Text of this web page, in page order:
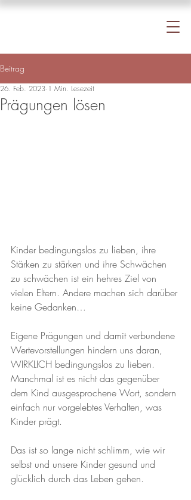
Beitrag
Prägungen lösen
26. Feb. 2023 1 Min. Lesezeit
Kinder bedingungslos zu lieben, ihre
Stärken zu stärken und ihre Schwächen
zu schwächen ist ein hehres Ziel von
vielen Eltern. Andere machen sich darüber
keine Gedanken…
Eigene Prägungen und damit verbundene
Wertevorstellungen hindern uns daran,
WIRKLICH bedingungslos zu lieben.
Manchmal ist es nicht das gegenüber
dem Kind ausgesprochene Wort, sondern
einfach nur vorgelebtes Verhalten, was
Kinder prägt.
Das ist so lange nicht schlimm, wie wir
selbst und unsere Kinder gesund und
glücklich durch das Leben gehen.